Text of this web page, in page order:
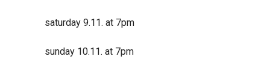
saturday 9.11. at 7pm
sunday 10.11. at 7pm